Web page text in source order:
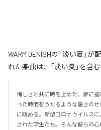
WARM DENISHの「淡い夏」
れた楽曲は、「淡い夏」を含
悔しさと共に時を止めた、夢に
った時間をうだるような暑さの
に眺める。新型コロナウイルス
された学生たち。そんな彼らの